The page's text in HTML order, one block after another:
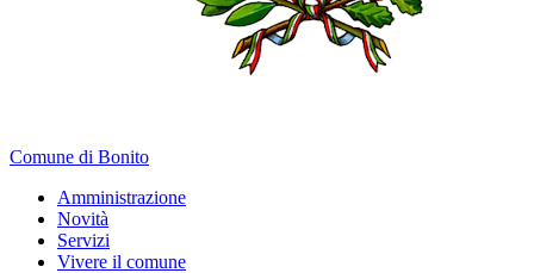
Comune di Bonito
Amministrazione
Novità
Servizi
Vivere il comune